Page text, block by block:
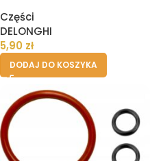
Części
DELONGHI
5,90 zł
DODAJ DO KOSZYKA